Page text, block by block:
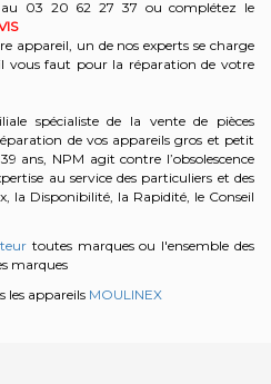
au 03 20 62 27 37 ou complétez le
appareil, un de nos experts se charge
vous faut pour la réparation de votre
spécialiste de la vente de pièces
de vos appareils gros et petit
ans, NPM agit contre l’obsolescence
au service des particuliers et des
la Disponibilité, la Rapidité, le Conseil
toutes marques ou l'ensemble des
marques
les appareils MOULINEX